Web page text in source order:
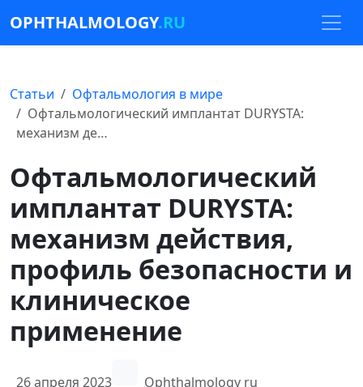
OPHTHALMOLOGY.RU
Статьи
Офтальмология в мире
Офтальмологический имплантат DURYSTA:
механизм де…
Офтальмологический
имплантат DURYSTA:
механизм действия,
профиль безопасности и
клиническое
применение
26 апреля 2023
Ophthalmology ru